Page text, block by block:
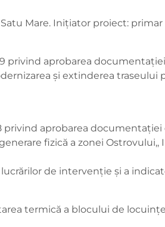
Mare. Inițiator proiect: primar
privind aprobarea
și extinderea traseului
privind aprobarea documentației
fizică a zonei Ostrovului,,
de intervenţie şi a
termică a blocului de